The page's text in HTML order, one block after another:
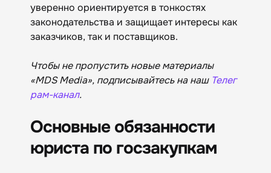
уверенно ориентируется в тонкостях
законодательства и защищает интересы как
заказчиков, так и поставщиков.
Чтобы не пропустить новые материалы
«MDS Media», подписывайтесь на нашТелег
рам-канал.
Основные обязанности
юриста по госзакупкам